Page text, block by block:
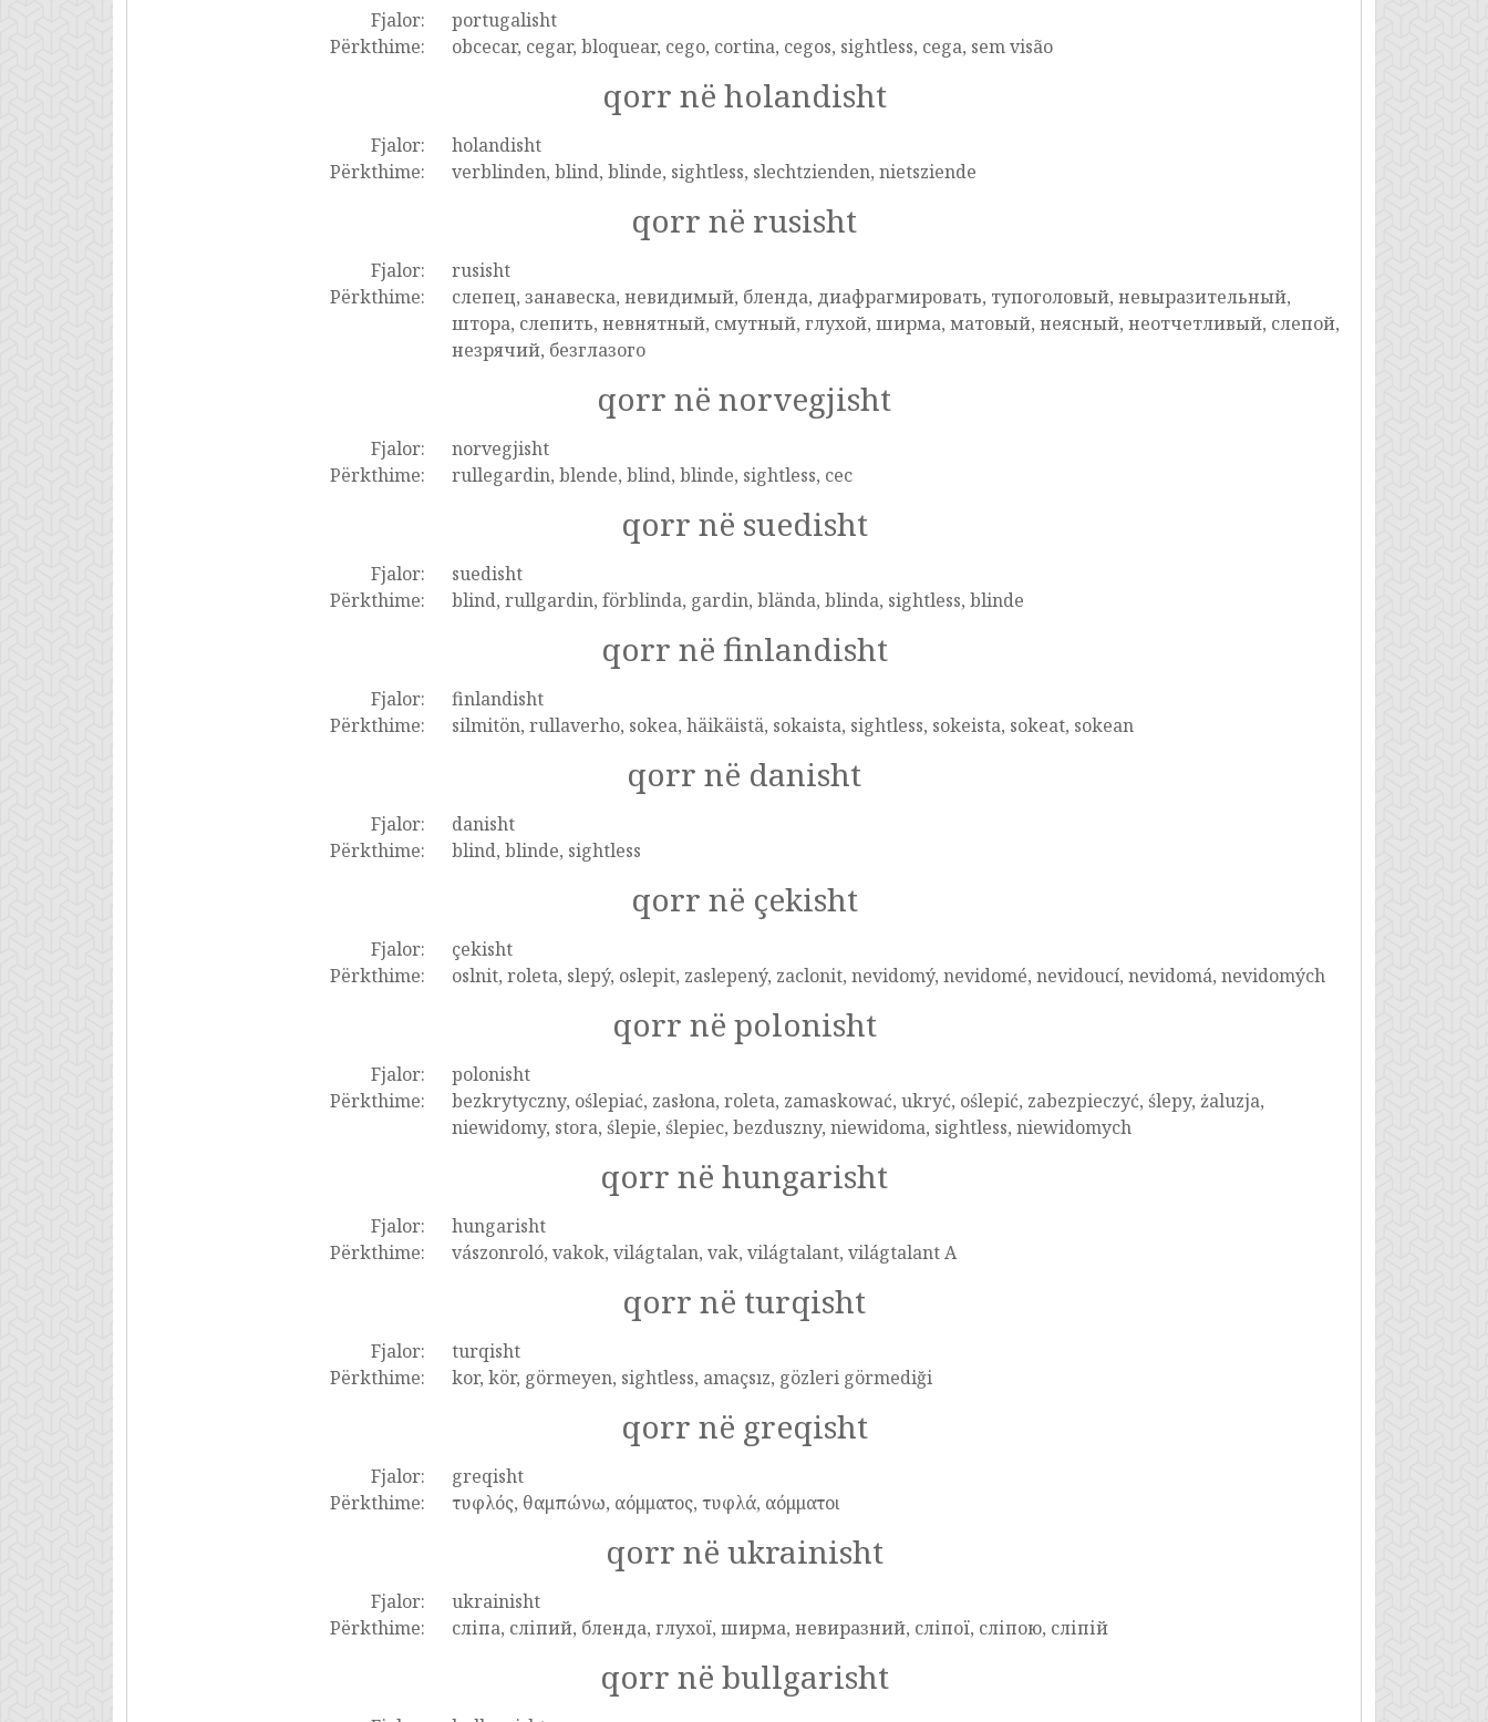
Fjalor:
portugalisht
Përkthime:
obcecar, cegar, bloquear, cego, cortina, cegos, sightless, cega, sem visão
qorr në holandisht
Fjalor:
holandisht
Përkthime:
verblinden, blind, blinde, sightless, slechtzienden, nietsziende
qorr në rusisht
Fjalor:
rusisht
Përkthime:
слепец, занавеска, невидимый, бленда, диафрагмировать, тупоголовый, невыразительный,
штора, слепить, невнятный, смутный, глухой, ширма, матовый, неясный, неотчетливый, слепой,
незрячий, безглазого
qorr në norvegjisht
Fjalor:
norvegjisht
Përkthime:
rullegardin, blende, blind, blinde, sightless, cec
qorr në suedisht
Fjalor:
suedisht
Përkthime:
blind, rullgardin, förblinda, gardin, blända, blinda, sightless, blinde
qorr në finlandisht
Fjalor:
finlandisht
Përkthime:
silmitön, rullaverho, sokea, häikäistä, sokaista, sightless, sokeista, sokeat, sokean
qorr në danisht
Fjalor:
danisht
Përkthime:
blind, blinde, sightless
qorr në çekisht
Fjalor:
çekisht
Përkthime:
oslnit, roleta, slepý, oslepit, zaslepený, zaclonit, nevidomý, nevidomé, nevidoucí, nevidomá, nevidomých
qorr në polonisht
Fjalor:
polonisht
Përkthime:
bezkrytyczny, oślepiać, zasłona, roleta, zamaskować, ukryć, oślepić, zabezpieczyć, ślepy, żaluzja,
niewidomy, stora, ślepie, ślepiec, bezduszny, niewidoma, sightless, niewidomych
qorr në hungarisht
Fjalor:
hungarisht
Përkthime:
vászonroló, vakok, világtalan, vak, világtalant, világtalant A
qorr në turqisht
Fjalor:
turqisht
Përkthime:
kor, kör, görmeyen, sightless, amaçsız, gözleri görmediği
qorr në greqisht
Fjalor:
greqisht
Përkthime:
τυφλός, θαμπώνω, αόμματος, τυφλά, αόμματοι
qorr në ukrainisht
Fjalor:
ukrainisht
Përkthime:
сліпа, сліпий, бленда, глухої, ширма, невиразний, сліпої, сліпою, сліпій
qorr në bullgarisht